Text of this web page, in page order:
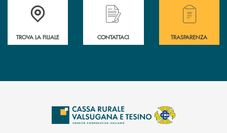
Accedi all' elenco completo delle filiali .
TROVA LA FILIALE
Hai bisogno di assistenza immediata?
CONTATTACI
Hai bisogno di
TRASPARENZA